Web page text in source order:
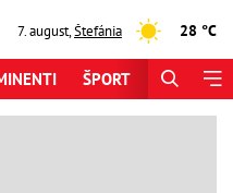
7. august,Štefánia 28 °C
ŠPORT